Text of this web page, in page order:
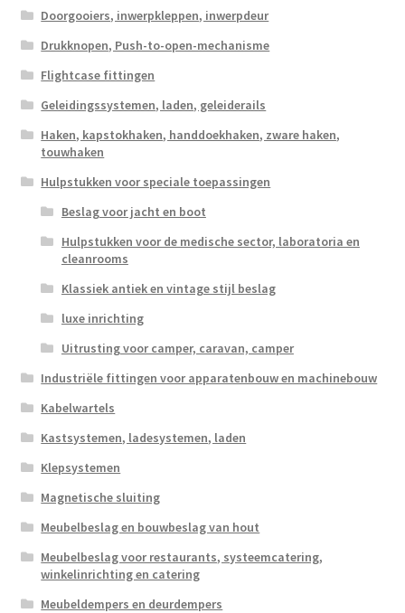
Doorgooiers, inwerpkleppen, inwerpdeur
Drukknopen, Push-to-open-mechanisme
Flightcase fittingen
Geleidingssystemen, laden, geleiderails
Haken, kapstokhaken, handdoekhaken, zware haken,
touwhaken
Hulpstukken voor speciale toepassingen
Beslag voor jacht en boot
Hulpstukken voor de medische sector, laboratoria en
cleanrooms
Klassiek antiek en vintage stijl beslag
luxe inrichting
Uitrusting voor camper, caravan, camper
Industriële fittingen voor apparatenbouw en machinebouw
Kabelwartels
Kastsystemen, ladesystemen, laden
Klepsystemen
Magnetische sluiting
Meubelbeslag en bouwbeslag van hout
Meubelbeslag voor restaurants, systeemcatering,
winkelinrichting en catering
Meubeldempers en deurdempers